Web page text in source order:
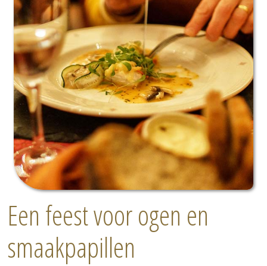
Een feest voor ogen en
smaakpapillen